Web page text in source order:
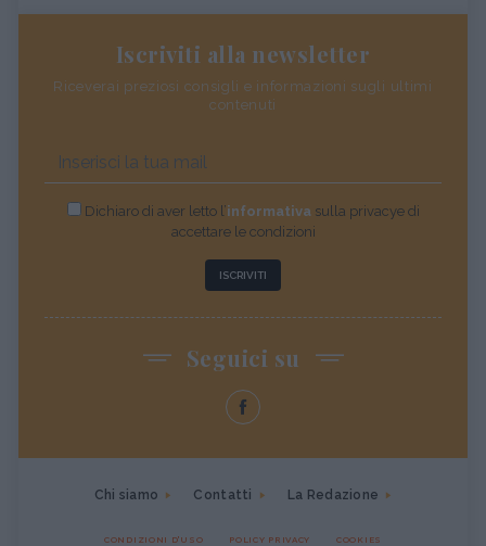
Iscriviti alla newsletter
Riceverai preziosi consigli e informazioni sugli ultimi
contenuti
Dichiaro di aver letto l’informativa sulla privacye di
accettare le condizioni
ISCRIVITI
Seguici su
Chi siamo Contatti La Redazione
CONDIZIONI D'USO POLICY PRIVACY COOKIES